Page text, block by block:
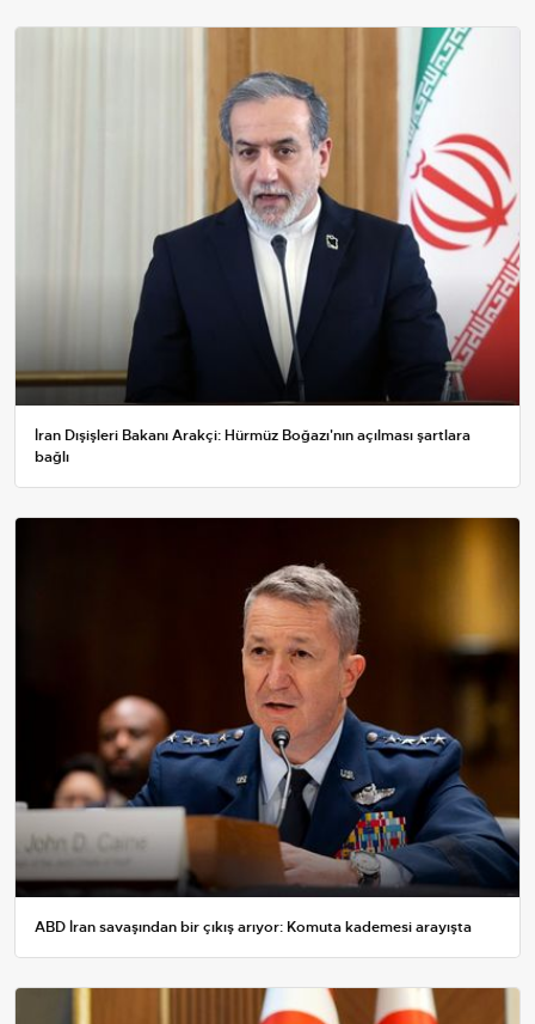
İran Dışişleri Bakanı Arakçi: Hürmüz Boğazı'nın açılması şartlara
bağlı
ABD İran savaşından bir çıkış arıyor: Komuta kademesi arayışta